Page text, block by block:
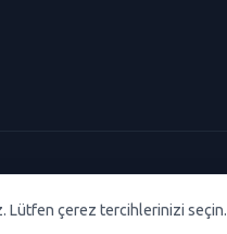
Lütfen çerez tercihlerinizi seçin.